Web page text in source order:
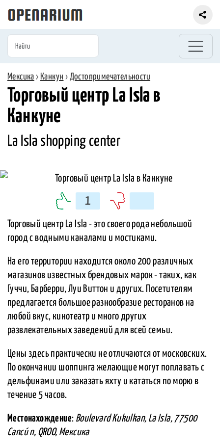
Мексика › Канкун › Достопримечательности
Торговый центр La Isla в
Канкуне
La Isla shopping center
1
Торговый центр La Isla - это своего рода небольшой
город с водными каналами и мостиками.
На его территории находится около 200 различных
магазинов известных брендовых марок - таких, как
Гуччи, Барберри, Луи Виттон и других. Посетителям
предлагается большое разнообразие ресторанов на
любой вкус, кинотеатр и много других
развлекательных заведений для всей семьи.
Цены здесь практически не отличаются от московских.
По окончании шоппинга желающие могут поплавать с
дельфинами или заказать яхту и кататься по морю в
течение 5 часов.
Местонахождение: Boulevard Kukulkan, La Isla, 77500
Cancú n, QROO, Мексика